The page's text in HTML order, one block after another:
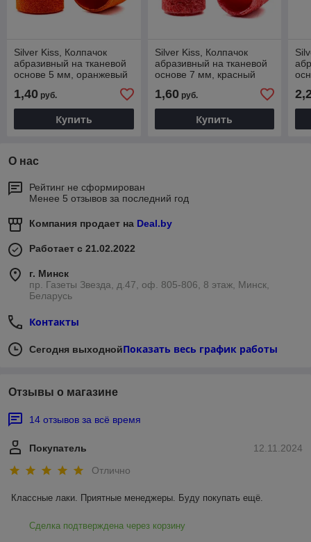
Silver Kiss, Колпачок
абразивный на тканевой
основе 5 мм, оранжевый
1,40 руб.
Купить
Silver Kiss, Колпачок
абразивный на тканевой
основе 7 мм, красный
1,60руб.
Купить
О нас
Рейтинг не сформирован
Менее 5 отзывов за последний год
Компания продает на Deal.by
Работает с 21.02.2022
г. Минск
пр. Газеты Звезда, д.47, оф. 805-806, 8 этаж, Минск,
Беларусь
Контакты
Сегодня выходнойПоказать весь график работы
Отзывы о магазине
14 отзывов за всё время
12.11.2024
Покупатель
Отлично
Классные лаки. Приятные менеджеры. Буду покупать ещё.
Сделка подтверждена через корзину